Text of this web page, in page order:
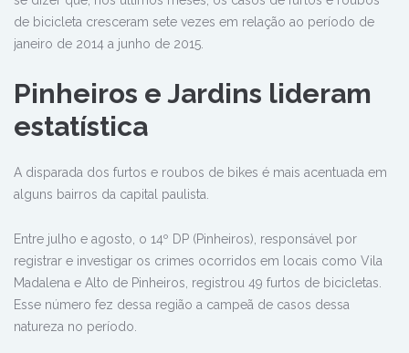
de bicicleta cresceram sete vezes em relação ao período de
janeiro de 2014 a junho de 2015.
Pinheiros e Jardins lideram
estatística
A disparada dos furtos e roubos de bikes é mais acentuada em
alguns bairros da capital paulista.
Entre julho e agosto, o 14º DP (Pinheiros), responsável por
registrar e investigar os crimes ocorridos em locais como Vila
Madalena e Alto de Pinheiros, registrou 49 furtos de bicicletas.
Esse número fez dessa região a campeã de casos dessa
natureza no período.